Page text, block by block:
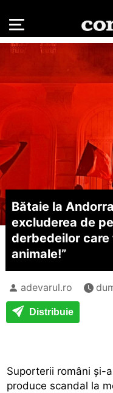
Bătaie la
excluderea de
derbedeilor care
animale!”
adevarul.ro
Distribuie
Suporterii români și-
produce scandal la